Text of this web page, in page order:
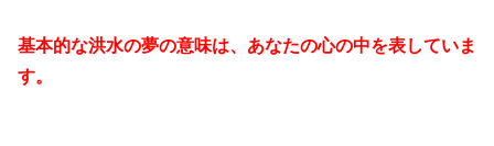
基本的な洪水の夢の意味は、あなたの心の中を表していま
す。